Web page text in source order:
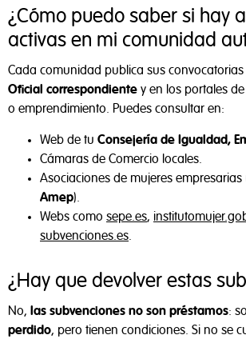
¿Cómo puedo saber si hay
activas en mi comunidad
Cada comunidad publica sus convocatorias
Oficial correspondiente y en los portales
o emprendimiento. Puedes consultar en:
Web de tu Consejería de Igualdad,
Cámaras de Comercio locales.
Asociaciones de mujeres empresarias
Amep).
Webs como sepe.es,
subvenciones.es.
¿Hay que devolver estas
No, las subvenciones no son préstamos:
perdido, pero tienen condiciones. Si no se